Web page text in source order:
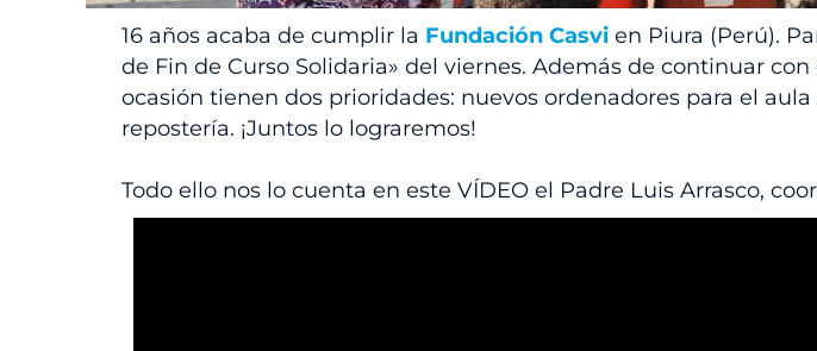
16 años acaba de cumplir la Fundación Casvi en Piura (Perú).
de Fin de Curso Solidaria» del viernes. Además de continuar
ocasión tienen dos prioridades: nuevos ordenadores para el
repostería. ¡Juntos lo lograremos!
Todo ello nos lo cuenta en este VÍDEO el Padre Luis Arrasco,